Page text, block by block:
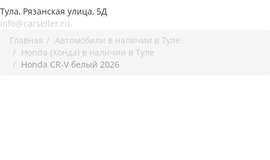
Тула, Рязанская улица, 5Д
info@carseller.ru
Главная
Автомобили в наличии в Туле
Honda (Хонда) в наличии в Туле
Honda CR-V белый 2026